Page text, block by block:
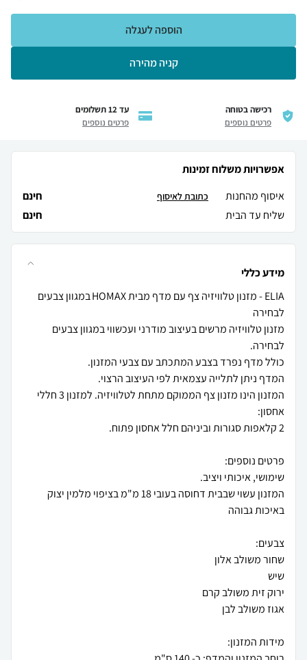
קניה מהירה
הוספה לעגלה
רכישה בטוחה
פרטים נוספים
עד 12 תשלומים
פרטים נוספים
אפשרויות משלוח זמינות
איסוף מהחנות
חינם כתובת לאיסוף
שליח עד הבית חינם
מידע כללי
ELIA - מזנון טלוויזיה צף עם מדף מבית HOMAX במגוון צבעים
מזנון טלוויזיה מרשים בעיצוב מודרני ועכשווי במגוון צבעים
המזנון הינו מזנון צף הממוקם מתחת לטלוויזיה. למזנון 3 חללי
המזנון עשוי שבבית דחוסה בעובי 18 מ"מ בציפוי מלמין יצוק